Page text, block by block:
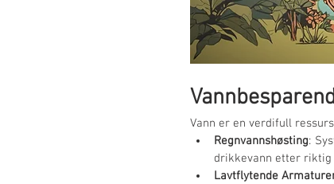
Vann er en verdifull
Regnvannshøsting:
drikkevann etter riktig
Lavtflytende